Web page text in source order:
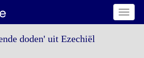
Toggle
doden' uit Ezechiël